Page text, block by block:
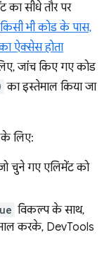
का सीधे तौर पर
भी कोड के पास,
ऐक्सेस होता
जांच किए गए कोड
का इस्तेमाल किया जा
के लिए:
चुने गए एलिमेंट को
विकल्प के साथ,
करके, DevTools